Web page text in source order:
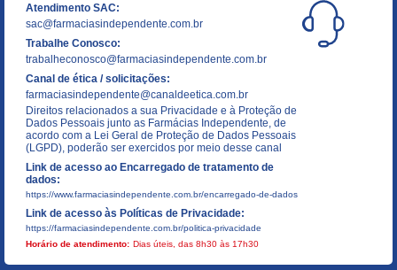
Atendimento SAC:
sac@farmaciasindependente.com.br
Trabalhe Conosco:
trabalheconosco@farmaciasindependente.com.br
Canal de ética / solicitações:
farmaciasindependente@canaldeetica.com.br
Direitos relacionados a sua Privacidade e à Proteção de
Dados Pessoais junto as Farmácias Independente, de
acordo com a Lei Geral de Proteção de Dados Pessoais
(LGPD), poderão ser exercidos por meio desse canal
Link de acesso ao Encarregado de tratamento de
dados:
https://www.farmaciasindependente.com.br/encarregado-de-dados
Link de acesso às Políticas de Privacidade:
https://farmaciasindependente.com.br/politica-privacidade
Horário de atendimento: Dias úteis, das 8h30 às 17h30